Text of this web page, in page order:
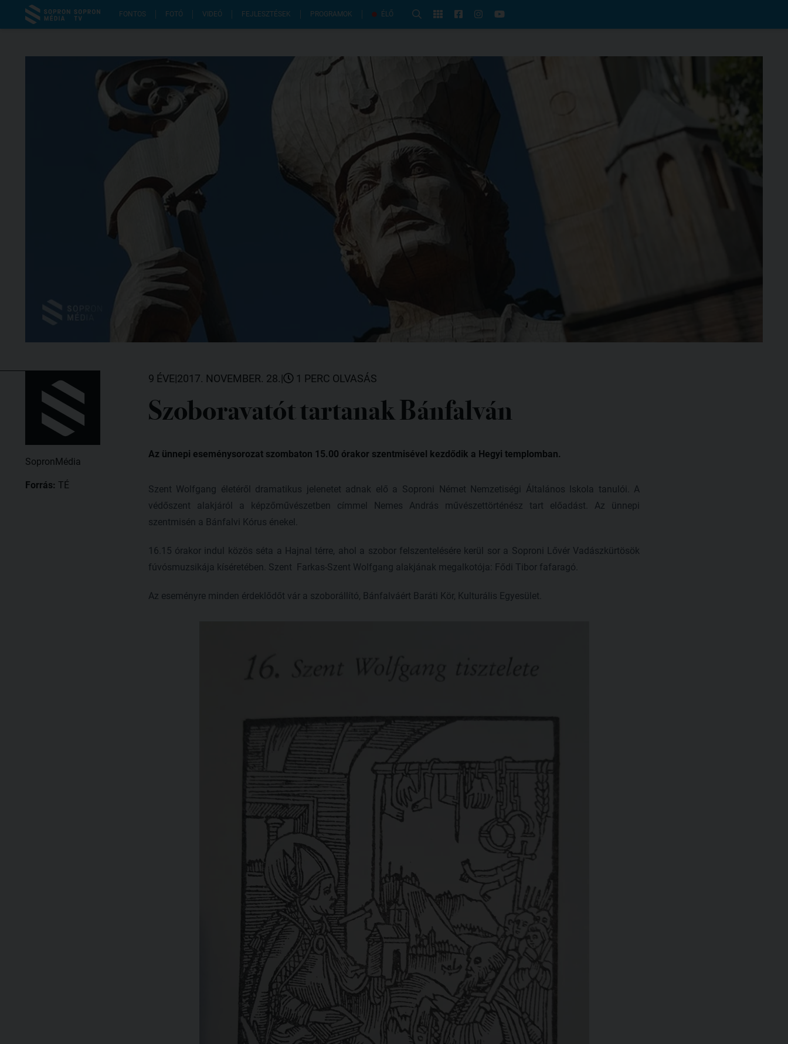
FONTOS FOTÓ VIDEÓ FEJLESZTÉSEK PROGRAMOK ÉLŐ
SopronMédia
Forrás: TÉ
9 ÉVE|2017. NOVEMBER. 28.| 1 PERC OLVASÁS
Szoboravatót tartanak Bánfalván
Az ünnepi eseménysorozat szombaton 15.00 órakor szentmisével kezdődik a Hegyi templomban.
Szent Wolfgang életéről dramatikus jelenetet adnak elő a Soproni Német Nemzetiségi Általános Iskola tanulói. A
védőszent alakjáról a képzőművészetben címmel Nemes András művészettörténész tart előadást. Az ünnepi
szentmisén a Bánfalvi Kórus énekel.
16.15 órakor indul közös séta a Hajnal térre, ahol a szobor felszentelésére kerül sor a Soproni Lővér Vadászkürtösök
fúvósmuzsikája kíséretében. Szent Farkas-Szent Wolfgang alakjának megalkotója: Fődi Tibor fafaragó.
Az eseményre minden érdeklődőt vár a szoborállító, Bánfalváért Baráti Kör, Kulturális Egyesület.